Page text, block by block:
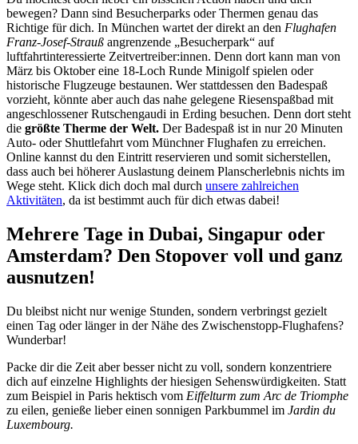
bewegen? Dann sind Besucherparks oder Thermen genau das
Richtige für dich. In München wartet der direkt an den Flughafen
Franz-Josef-Strauß angrenzende „Besucherpark“ auf
luftfahrtinteressierte Zeitvertreiber:innen. Denn dort kann man von
März bis Oktober eine 18-Loch Runde Minigolf spielen oder
historische Flugzeuge bestaunen. Wer stattdessen den Badespaß
vorzieht, könnte aber auch das nahe gelegene Riesenspaßbad mit
angeschlossener Rutschengaudi in Erding besuchen. Denn dort steht
die größte Therme der Welt. Der Badespaß ist in nur 20 Minuten
Auto- oder Shuttlefahrt vom Münchner Flughafen zu erreichen.
Online kannst du den Eintritt reservieren und somit sicherstellen,
dass auch bei höherer Auslastung deinem Planscherlebnis nichts im
Wege steht. Klick dich doch mal durch unsere zahlreichen
Aktivitäten, da ist bestimmt auch für dich etwas dabei!
Mehrere Tage in Dubai, Singapur oder
Amsterdam? Den Stopover voll und ganz
ausnutzen!
Du bleibst nicht nur wenige Stunden, sondern verbringst gezielt
einen Tag oder länger in der Nähe des Zwischenstopp-Flughafens?
Wunderbar!
Packe dir die Zeit aber besser nicht zu voll, sondern konzentriere
dich auf einzelne Highlights der hiesigen Sehenswürdigkeiten. Statt
zum Beispiel in Paris hektisch vom Eiffelturm zum Arc de Triomphe
zu eilen, genieße lieber einen sonnigen Parkbummel im Jardin du
Luxembourg.